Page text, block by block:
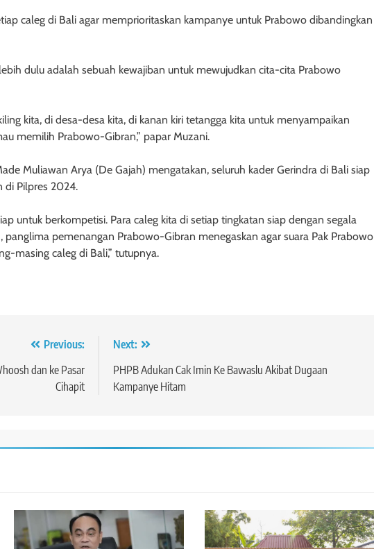
caleg di Bali agar memprioritaskan kampanye untuk Prabowo dibandingkan
dulu adalah sebuah kewajiban untuk mewujudkan cita-cita Prabowo
kita, di desa-desa kita, di kanan kiri tetangga kita untuk menyampaikan
memilih Prabowo-Gibran,” papar Muzani.
Muliawan Arya (De Gajah) mengatakan, seluruh kader Gerindra di Bali siap
di Pilpres 2024.
untuk berkompetisi. Para caleg kita di setiap tingkatan siap dengan segala
panglima pemenangan Prabowo-Gibran menegaskan agar suara Pak Prabowo
masing caleg di Bali,” tutupnya.
Previous:
dan ke Pasar
Cihapit
Next:
PHPB Adukan Cak Imin Ke Bawaslu Akibat Dugaan
Kampanye Hitam